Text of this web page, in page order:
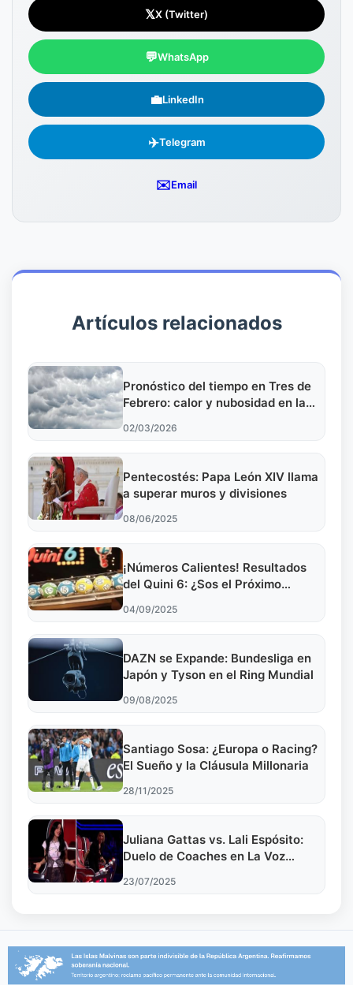
𝕏X (Twitter)
💬WhatsApp
💼LinkedIn
✈️Telegram
✉️Email
Artículos relacionados
Pronóstico del tiempo en Tres de
Febrero: calor y nubosidad en la
2 de marzo de 2026
02/03/2026
Pentecostés: Papa León XIV llama
a superar muros y divisiones
08/06/2025
¡Números Calientes! Resultados
del Quini 6: ¿Sos el Próximo
04/09/2025
DAZN se Expande: Bundesliga en
Japón y Tyson en el Ring Mundial
09/08/2025
Santiago Sosa: ¿Europa o Racing?
El Sueño y la Cláusula Millonaria
28/11/2025
Juliana Gattas vs. Lali Espósito:
Duelo de Coaches en La Voz
23/07/2025